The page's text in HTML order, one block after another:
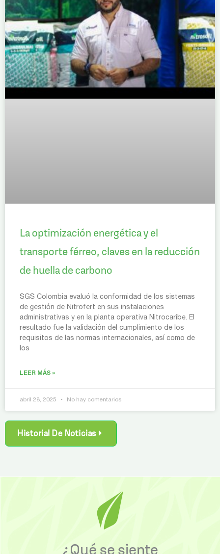
La optimización energética y el
transporte férreo, claves en la reducción
de huella de carbono
SGS Colombia evaluó la conformidad de los sistemas
de gestión de Nitrofert en sus instalaciones
administrativas y en la planta operativa Nitrocaribe. El
resultado fue la validación del cumplimiento de los
requisitos de las normas internacionales, así como de
los
LEER MÁS »
abril 28, 2025 No hay comentarios
Historial De Noticias
¿Qué se siente